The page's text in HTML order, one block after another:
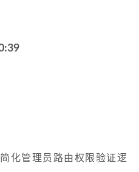
化管理员路由权限验证逻